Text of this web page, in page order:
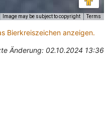
Image may be subject to copyright Terms
Bierkreiszeichen anzeigen.
Änderung: 02.10.2024 13:36